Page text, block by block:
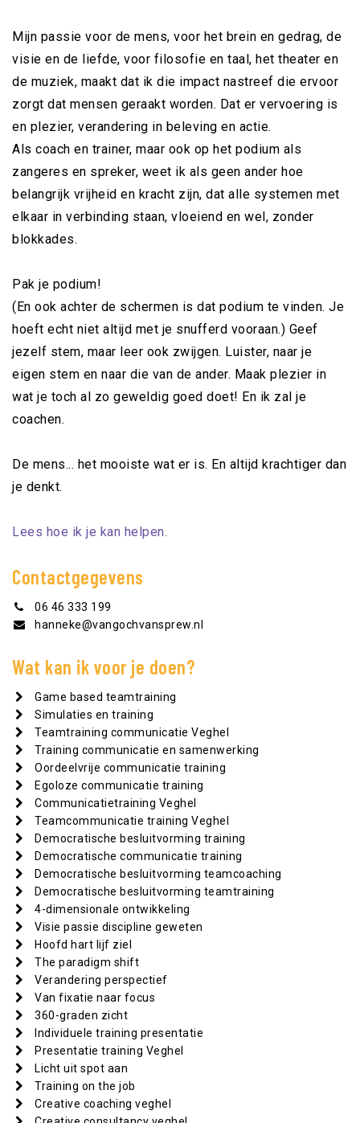
Mijn passie voor de mens, voor het brein en gedrag, de
visie en de liefde, voor filosofie en taal, het theater en
de muziek, maakt dat ik die impact nastreef die ervoor
zorgt dat mensen geraakt worden. Dat er vervoering is
en plezier, verandering in beleving en actie.
Als coach en trainer, maar ook op het podium als
zangeres en spreker, weet ik als geen ander hoe
belangrijk vrijheid en kracht zijn, dat alle systemen met
elkaar in verbinding staan, vloeiend en wel, zonder
blokkades.
Pak je podium!
(En ook achter de schermen is dat podium te vinden. Je
hoeft echt niet altijd met je snufferd vooraan.) Geef
jezelf stem, maar leer ook zwijgen. Luister, naar je
eigen stem en naar die van de ander. Maak plezier in
wat je toch al zo geweldig goed doet! En ik zal je
coachen.
De mens... het mooiste wat er is. En altijd krachtiger dan
je denkt.
Lees hoe ik je kan helpen.
Contactgegevens
06 46 333 199
hanneke@vangochvansprew.nl
Wat kan ik voor je doen?
Game based teamtraining
Simulaties en training
Teamtraining communicatie Veghel
Training communicatie en samenwerking
Oordeelvrije communicatie training
Egoloze communicatie training
Communicatietraining Veghel
Teamcommunicatie training Veghel
Democratische besluitvorming training
Democratische communicatie training
Democratische besluitvorming teamcoaching
Democratische besluitvorming teamtraining
4-dimensionale ontwikkeling
Visie passie discipline geweten
Hoofd hart lijf ziel
The paradigm shift
Verandering perspectief
Van fixatie naar focus
360-graden zicht
Individuele training presentatie
Presentatie training Veghel
Licht uit spot aan
Training on the job
Creative coaching veghel